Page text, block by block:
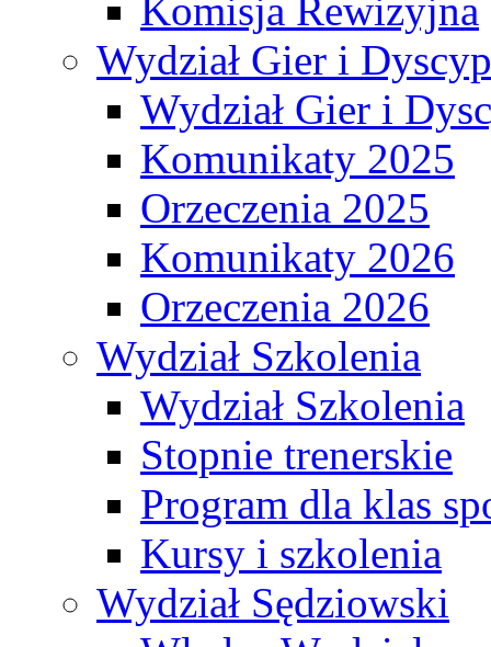
Komisja Rewizyjna
Wydział Gier i
Wydział Gier i
Komunikaty 2025
Orzeczenia 2025
Komunikaty 2026
Orzeczenia 2026
Wydział Szkolenia
Wydział Szkolenia
Stopnie trenerskie
Program dla klas
Kursy i szkolenia
Wydział Sędziowski